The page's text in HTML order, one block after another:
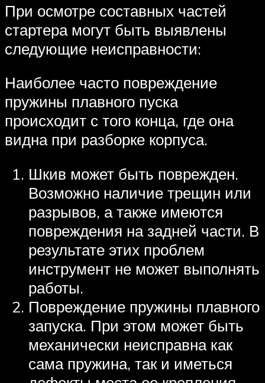
При осмотре составных частей
стартера могут быть выявлены
следующие неисправности:
Наиболее часто повреждение
пружины плавного пуска
происходит с того конца, где она
видна при разборке корпуса.
Шкив может быть поврежден.
Возможно наличие трещин или
разрывов, а также имеются
повреждения на задней части. В
результате этих проблем
инструмент не может выполнять
работы.
Повреждение пружины плавного
запуска. При этом может быть
механически неисправна как
сама пружина, так и иметься